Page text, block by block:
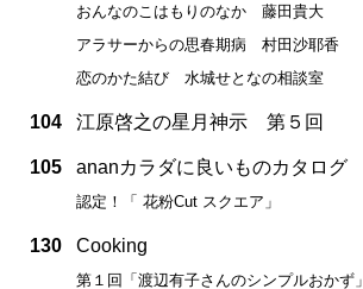
おんなのこはもりのなか 藤田貴大
アラサーからの思春期病 村田沙耶香
恋のかた結び 水城せとなの相談室
104 江原啓之の星月神示 第５回
105 ananカラダに良いものカタログ
認定！「 花粉Cut スクエア」
130 Cooking
第１回「渡辺有子さんのシンプルおかず」